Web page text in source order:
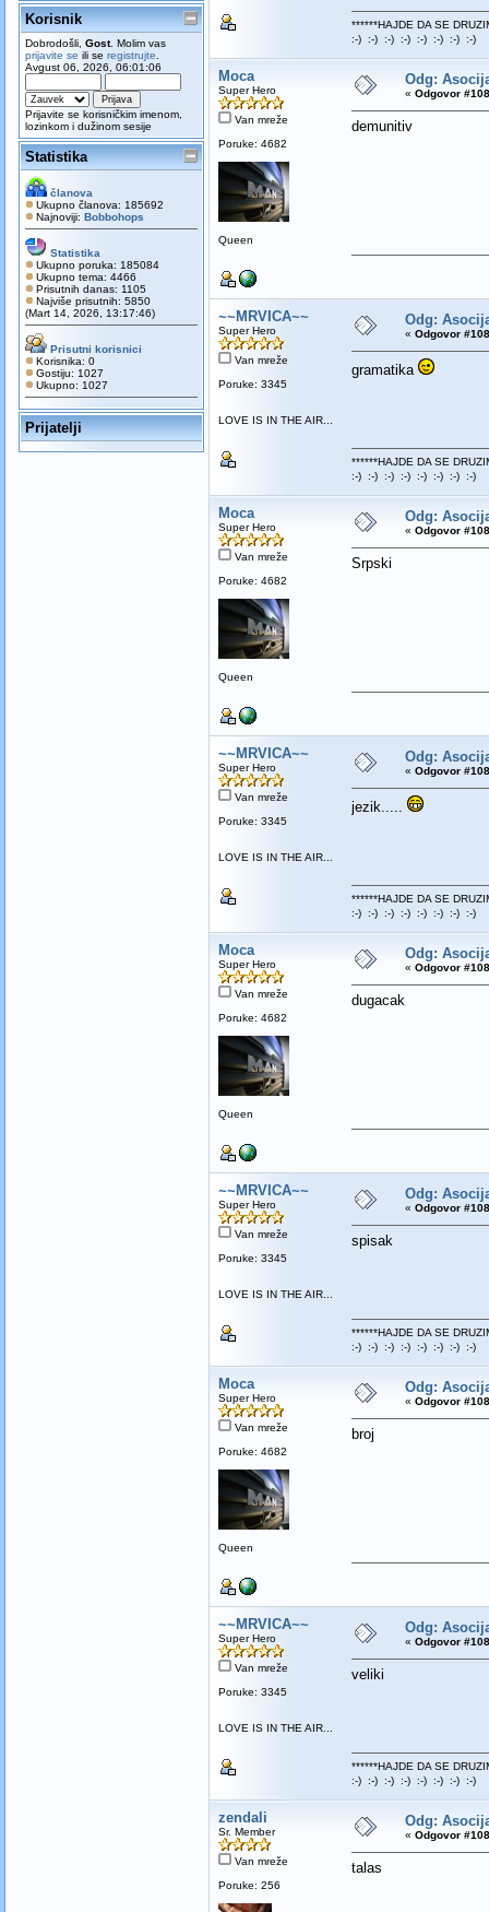
Korisnik
Dobrodošli, Gost. Molim vas
prijavite se ili se registrujte
Avgust 06, 2026, 06:01:06
Prijavite se korisničkim imenom,
lozinkom i dužinom sesije
Statistika
članova
Ukupno članova: 185692
Najnoviji: Bobbohops
Statistika
Ukupno poruka: 185084
Ukupno tema: 4466
Prisutnih danas: 1105
Najviše prisutnih: 5850
(Mart 14, 2026, 13:17:46)
Prisutni korisnici
Korisnika: 0
Gostiju: 1027
Ukupno: 1027
Prijatelji
******HAJDE DA SE
:-) :-) :-) :-) :-) :-) :-) :-)
Moca
Super Hero
Van mreže
Poruke: 4682
Queen
Odg:
« Odgovor
demunitiv
~~MRVICA~~
Super Hero
Van mreže
Poruke: 3345
LOVE IS IN THE AIR...
Odg:
« Odgovor
gramatika
******HAJDE DA SE
:-) :-) :-) :-) :-) :-) :-) :-)
Moca
Super Hero
Van mreže
Poruke: 4682
Queen
Odg:
« Odgovor
Srpski
~~MRVICA~~
Super Hero
Van mreže
Poruke: 3345
LOVE IS IN THE AIR...
Odg:
« Odgovor
jezik.....
******HAJDE DA SE
:-) :-) :-) :-) :-) :-) :-) :-)
Moca
Super Hero
Van mreže
Poruke: 4682
Queen
Odg:
« Odgovor
dugacak
~~MRVICA~~
Super Hero
Van mreže
Poruke: 3345
LOVE IS IN THE AIR...
Odg:
« Odgovor
spisak
******HAJDE DA SE
:-) :-) :-) :-) :-) :-) :-) :-)
Moca
Super Hero
Van mreže
Poruke: 4682
Queen
Odg:
« Odgovor
broj
~~MRVICA~~
Super Hero
Van mreže
Poruke: 3345
LOVE IS IN THE AIR...
Odg:
« Odgovor
veliki
******HAJDE DA SE
:-) :-) :-) :-) :-) :-) :-) :-)
zendali
Sr. Member
Van mreže
Poruke: 256
Odg:
« Odgovor
talas